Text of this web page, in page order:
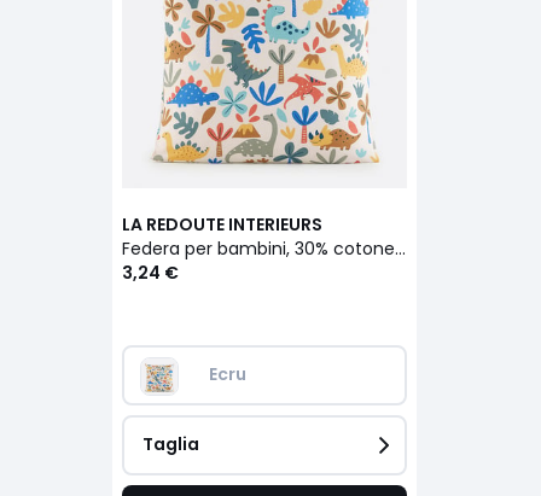
LA REDOUTE INTERIEURS
Federa per bambini, 30% cotone riciclato, stampa con dinosauri, DINO
3,24 €
Ecru
Taglia